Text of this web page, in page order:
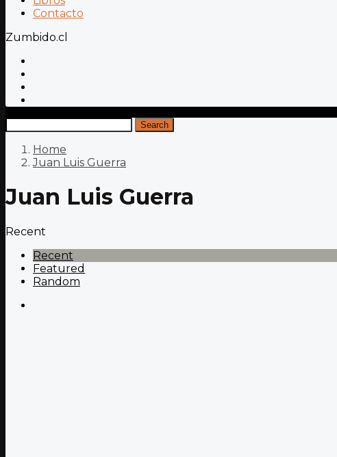
Contacto
Zumbido.cl
Search
Home
Juan Luis Guerra
Juan Luis Guerra
Recent
Recent
Featured
Random